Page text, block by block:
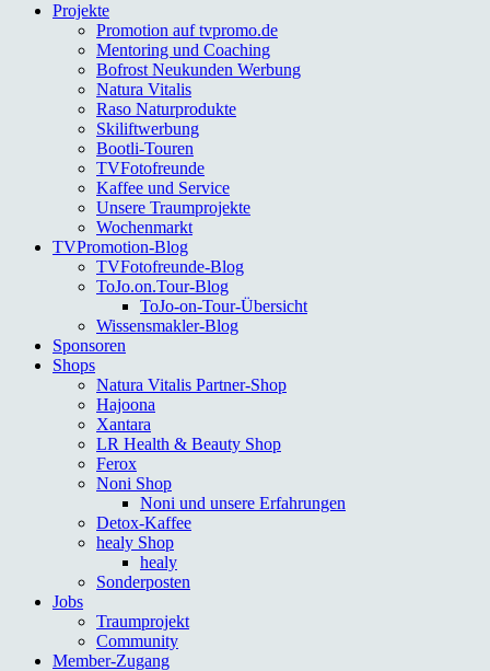
Projekte
Promotion auf tvpromo.de
Mentoring und Coaching
Bofrost Neukunden Werbung
Natura Vitalis
Raso Naturprodukte
Skiliftwerbung
Bootli-Touren
TVFotofreunde
Kaffee und Service
Unsere Traumprojekte
Wochenmarkt
TVPromotion-Blog
TVFotofreunde-Blog
ToJo.on.Tour-Blog
ToJo-on-Tour-Übersicht
Wissensmakler-Blog
Sponsoren
Shops
Natura Vitalis Partner-Shop
Hajoona
Xantara
LR Health & Beauty Shop
Ferox
Noni Shop
Noni und unsere Erfahrungen
Detox-Kaffee
healy Shop
healy
Sonderposten
Jobs
Traumprojekt
Community
Member-Zugang